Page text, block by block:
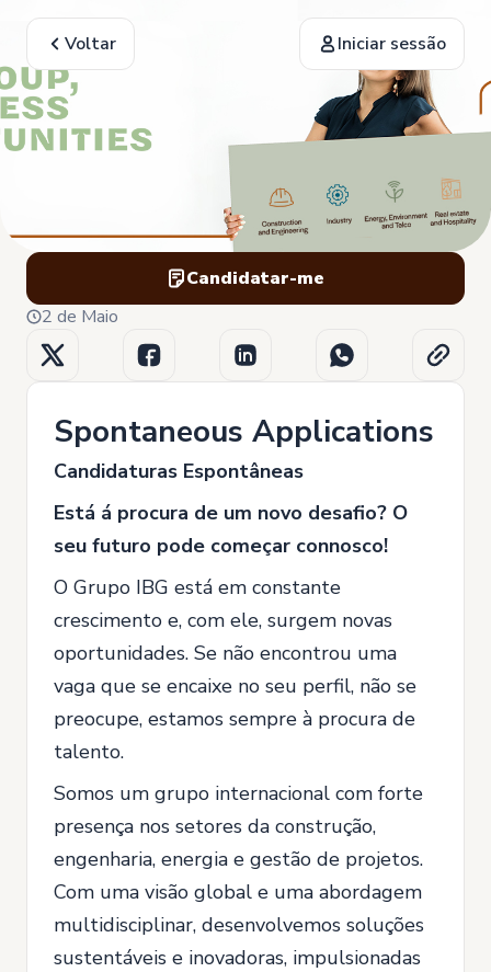
Voltar Iniciar sessão
Candidatar-me
2 de Maio
Spontaneous Applications
Candidaturas Espontâneas
Está á procura de um novo desafio? O
seu futuro pode começar connosco!
O Grupo IBG está em constante
crescimento e, com ele, surgem novas
oportunidades. Se não encontrou uma
vaga que se encaixe no seu perfil, não se
preocupe, estamos sempre à procura de
talento.
Somos um grupo internacional com forte
presença nos setores da construção,
engenharia, energia e gestão de projetos.
Com uma visão global e uma abordagem
multidisciplinar, desenvolvemos soluções
sustentáveis e inovadoras, impulsionadas